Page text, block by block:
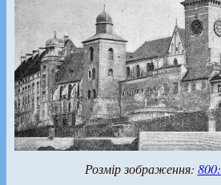
Розмір зображення: